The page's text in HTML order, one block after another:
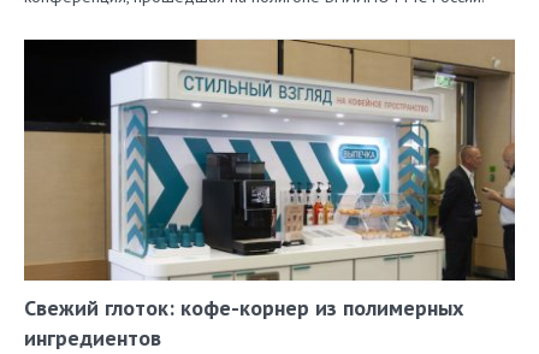
Свежий глоток: кофе-корнер из полимерных
ингредиентов